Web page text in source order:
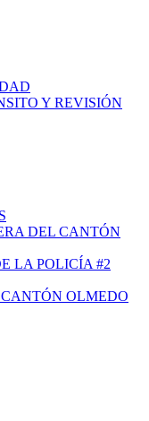
Y REVISIÓN
DEL CANTÓN
LA POLICÍA #2
OLMEDO